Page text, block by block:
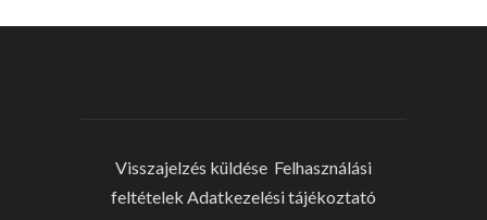
Visszajelzés küldése Felhasználási
feltételek Adatkezelési tájékoztató